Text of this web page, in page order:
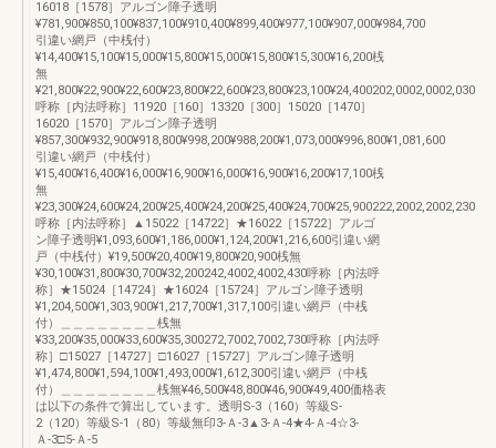
16018［1578］アルゴン障子透明
¥781,900¥850,100¥837,100¥910,400¥899,400¥977,100¥907,000¥984,700
引違い網戸（中桟付）
¥14,400¥15,100¥15,000¥15,800¥15,000¥15,800¥15,300¥16,200桟
無
¥21,800¥22,900¥22,600¥23,800¥22,600¥23,800¥23,100¥24,400202,0002,0002,030
呼称［内法呼称］11920［160］13320［300］15020［1470］
16020［1570］アルゴン障子透明
¥857,300¥932,900¥918,800¥998,200¥988,200¥1,073,000¥996,800¥1,081,600
引違い網戸（中桟付）
¥15,400¥16,400¥16,000¥16,900¥16,000¥16,900¥16,200¥17,100桟
無
¥23,300¥24,600¥24,200¥25,400¥24,200¥25,400¥24,700¥25,900222,2002,2002,230
呼称［内法呼称］▲15022［14722］★16022［15722］アルゴ
ン障子透明¥1,093,600¥1,186,000¥1,124,200¥1,216,600引違い網
戸（中桟付）¥19,500¥20,400¥19,800¥20,900桟無
¥30,100¥31,800¥30,700¥32,200242,4002,4002,430呼称［内法呼
称］★15024［14724］★16024［15724］アルゴン障子透明
¥1,204,500¥1,303,900¥1,217,700¥1,317,100引違い網戸（中桟
付）＿＿＿＿＿＿＿＿桟無
¥33,200¥35,000¥33,600¥35,300272,7002,7002,730呼称［内法呼
称］□15027［14727］□16027［15727］アルゴン障子透明
¥1,474,800¥1,594,100¥1,493,000¥1,612,300引違い網戸（中桟
付）＿＿＿＿＿＿＿＿桟無¥46,500¥48,800¥46,900¥49,400価格表
は以下の条件で算出しています。透明S-3（160）等級S-
2（120）等級S-1（80）等級無印3-Ａ-3▲3-Ａ-4★4-Ａ-4☆3-
Ａ-3□5-Ａ-5